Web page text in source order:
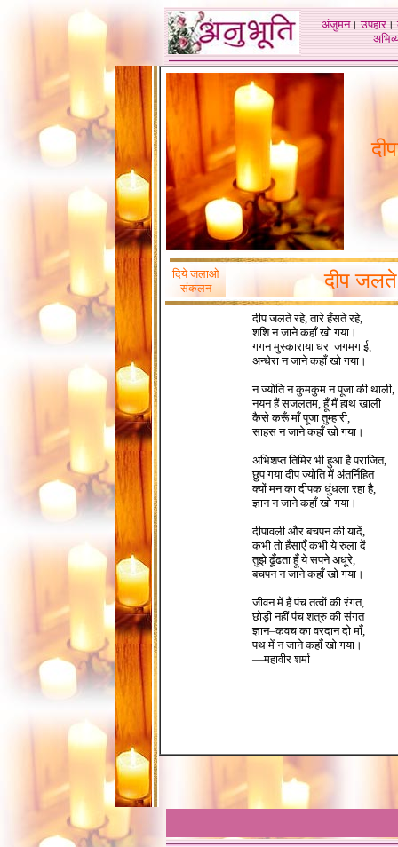
अंजुमन।उपहार।
दिये जलाओ
संकलन
दीप
दीप जलते रहे, तारे हँसते रहे,
शशि न जाने कहाँ खो गया।
गगन मुस्काराया धरा जगमगाई,
अन्धेरा न जाने कहाँ खो गया।
न ज्योति न कुमकुम न पूजा की थाली,
नयन हैं सजलतम, हूँ मैं हाथ खाली
कैसे करूँ माँ पूजा तुम्हारी,
साहस न जाने कहाँ खो गया।
अभिशप्त तिमिर भी हुआ है पराजित,
छुप गया दीप ज्योति में अंतर्निहित
क्यों मन का दीपक धुंधला रहा है,
ज्ञान न जाने कहाँ खो गया।
दीपावली और बचपन की यादें,
कभी तो हँसाएँ कभी ये रुला दें
तुझे ढूँढता हूँ ये सपने अधूरे,
बचपन न जाने कहाँ खो गया।
जीवन में हैं पंच तत्वों की रंगत,
छोड़ी नहीं पंच शत्रु की संगत
ज्ञान–कवच का वरदान दो माँ,
पथ में न जाने कहाँ खो गया।
—महावीर शर्मा